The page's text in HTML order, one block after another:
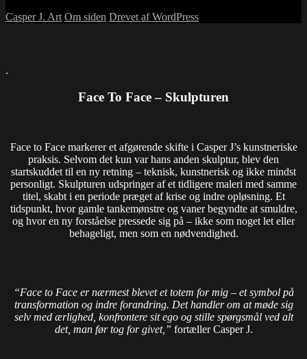
Casper J. Art Om siden Drevet af WordPress
.
Face To Face – Skulpturen
Face to Face markerer et afgørende skifte i Casper J’s kunstneriske
praksis. Selvom det kun var hans anden skulptur, blev den
startskuddet til en ny retning – teknisk, kunstnerisk og ikke mindst
personligt. Skulpturen udspringer af et tidligere maleri med samme
titel, skabt i en periode præget af krise og indre opløsning. Et
tidspunkt, hvor gamle tankemønstre og vaner begyndte at smuldre,
og hvor en ny forståelse pressede sig på – ikke som noget let eller
behageligt, men som en nødvendighed.
“Face to Face er nærmest blevet et totem for mig – et symbol på
transformation og indre forandring. Det handler om at møde sig
selv med ærlighed, konfrontere sit ego og stille spørgsmål ved alt
det, man før tog for givet,” fortæller Casper J.